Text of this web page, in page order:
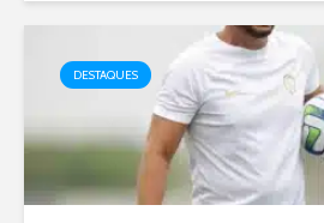
DESTAQUES